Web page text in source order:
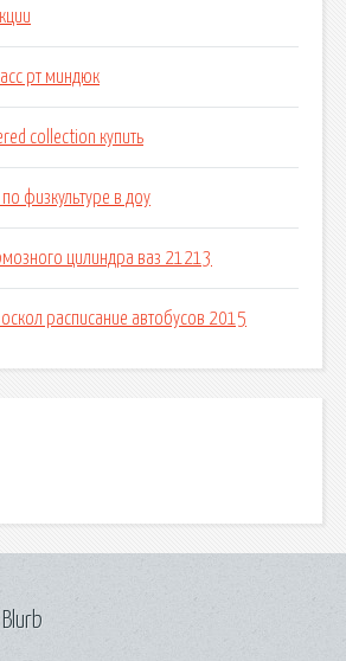
рт миндюк
collection купить
физкультуре в доу
цилиндра ваз 21213
расписание автобусов 2015